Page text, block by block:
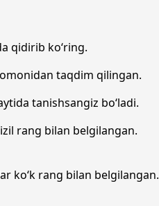
qidirib ko‘ring.
taqdim qilingan.
tanishsangiz bo‘ladi.
rang bilan belgilangan.
ko‘k rang bilan belgilangan.